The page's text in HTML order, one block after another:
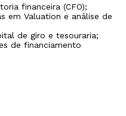
financeira (CFO);
em Valuation e análise de
de giro e tesouraria;
de financiamento